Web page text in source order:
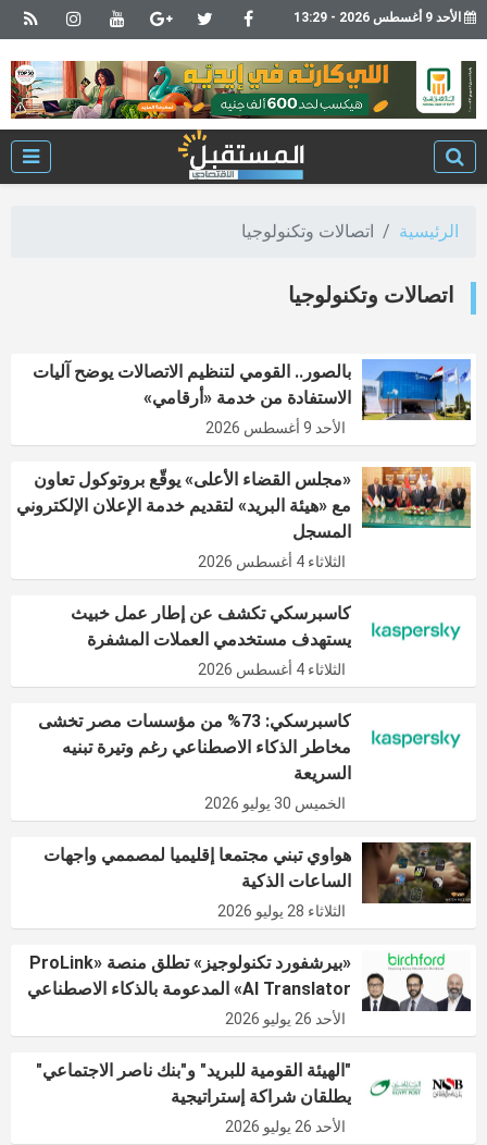
الأحد 9 أغسطس 2026 - 13:29
الرئيسية اتصالات وتكنولوجيا
اتصالات وتكنولوجيا
بالصور.. القومي لتنظيم الاتصالات يوضح آليات
الاستفادة من خدمة «أرقامي»
الأحد 9 أغسطس 2026
«مجلس القضاء الأعلى» يوقّع بروتوكول تعاون
مع «هيئة البريد» لتقديم خدمة الإعلان الإلكتروني
المسجل
الثلاثاء 4 أغسطس 2026
كاسبرسكي تكشف عن إطار عمل خبيث
يستهدف مستخدمي العملات المشفرة
الثلاثاء 4 أغسطس 2026
كاسبرسكي: 73% من مؤسسات مصر تخشى
مخاطر الذكاء الاصطناعي رغم وتيرة تبنيه
السريعة
الخميس 30 يوليو 2026
هواوي تبني مجتمعا إقليميا لمصممي واجهات
الساعات الذكية
الثلاثاء 28 يوليو 2026
«بيرشفورد تكنولوجيز» تطلق منصة «ProLink
AI Translator» المدعومة بالذكاء الاصطناعي
الأحد 26 يوليو 2026
"الهيئة القومية للبريد" و"بنك ناصر الاجتماعي"
يطلقان شراكة إستراتيجية
الأحد 26 يوليو 2026